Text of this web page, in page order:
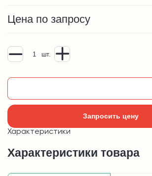
Цена по запросу
шт.
Запросить цену
Характеристики
Характеристики товара